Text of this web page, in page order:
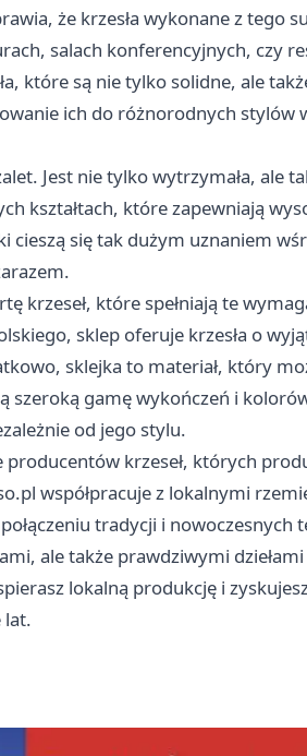
że krzesła wykonane z tego
salach konferencyjnych, czy
które są nie tylko solidne, ale
ich do różnorodnych stylów
Jest nie tylko wytrzymała, ale
kształtach, które zapewniają
cieszą się tak dużym uznaniem
krzeseł, które spełniają te
sklep oferuje krzesła o
sklejka to materiał, który
gamę wykończeń i
od jego stylu.
krzeseł, których
współpracuje z lokalnymi
tradycji i nowoczesnych
ale także prawdziwymi
lokalną produkcję i
lat.